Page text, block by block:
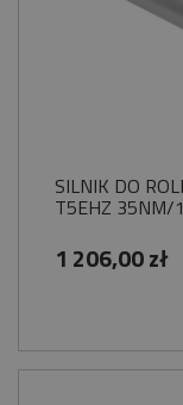
SILNIK DO
T5EHZ 35NM/
1 206,00 zł